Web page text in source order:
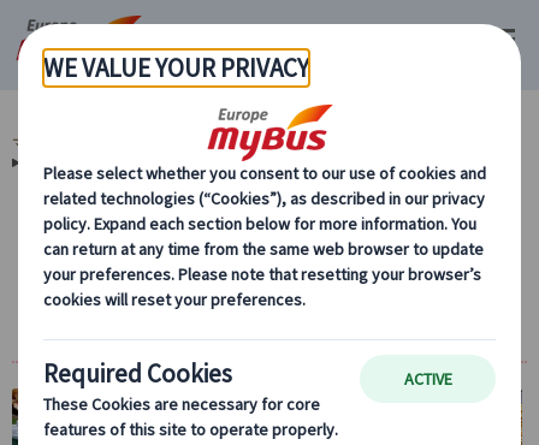
マイバス・ヨーロッパ スペイン (54) マドリード (14)
マドリード旧市街バル巡り＆ナイトウォーク
ツアー（ピンチョス・タパス体験/日本語ガイ